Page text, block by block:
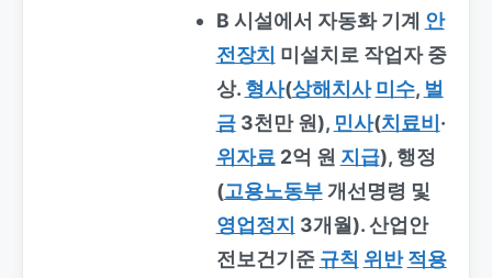
B 시설에서 자동화 기계 안
전장치 미설치로 작업자 중
상. 형사(상해치사 미수, 벌
금3천만 원), 민사(치료비 ·
위자료 2억 원 지급), 행정
(고용노동부개선명령 및
영업정지 3개월). 산업안
전보건기준 규칙 위반 적용